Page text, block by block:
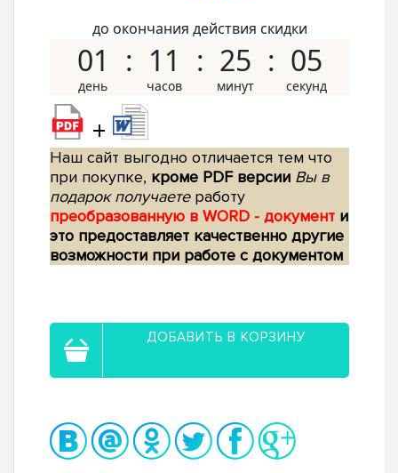
до окончания действия скидки
01 11 25 04
+
Наш сайт выгодно отличается тем что
при покупке, кроме PDF версии Вы в
подарок получаетеработу
преобразованную в WORD - документ и
это предоставляет качественно другие
возможности при работе с документом
ДОБАВИТЬ В КОРЗИНУ